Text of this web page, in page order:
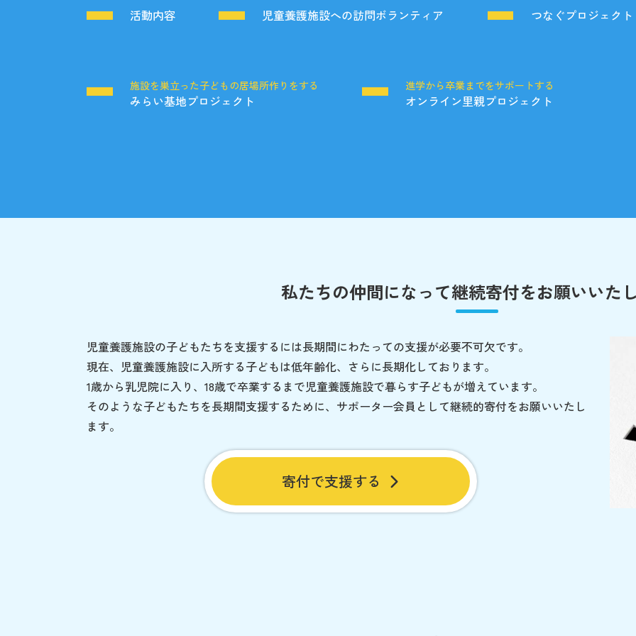
活動内容 児童養護施設への訪問ボランティア つなぐプロジェクト
施設を巣立った子どもの居場所作りをする
みらい基地プロジェクト
進学から卒業までをサポートする
オンライン里親プロジェクト
私たちの仲間になって継続寄付をお願いいた
児童養護施設の子どもたちを支援するには長期間にわたっての支援が必要不可欠です。
現在、児童養護施設に入所する子どもは低年齢化、さらに長期化しております。
1歳から乳児院に入り、18歳で卒業するまで児童養護施設で暮らす子どもが増えています。
そのような子どもたちを長期間支援するために、サポーター会員として継続的寄付をお願いいたし
ます。
寄付で支援する